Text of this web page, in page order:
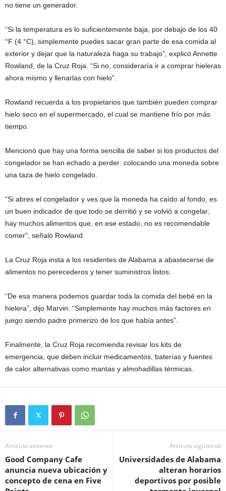
no tiene un generador.
“Si la temperatura es lo suficientemente baja, por debajo de los 40
°F (4 °C), simplemente puedes sacar gran parte de esa comida al
exterior y dejar que la naturaleza haga su trabajo”, explicó Annette
Rowland, de la Cruz Roja. “Si no, consideraría ir a comprar hieleras
ahora mismo y llenarlas con hielo”.
Rowland recuerda a los propietarios que también pueden comprar
hielo seco en el supermercado, el cual se mantiene frío por más
tiempo.
Mencionó que hay una forma sencilla de saber si los productos del
congelador se han echado a perder: colocando una moneda sobre
una taza de hielo congelado.
“Si abres el congelador y ves que la moneda ha caído al fondo, es
un buen indicador de que todo se derritió y se volvió a congelar;
hay muchos alimentos que, en ese estado, no es recomendable
comer”, señaló Rowland.
La Cruz Roja insta a los residentes de Alabama a abastecerse de
alimentos no perecederos y tener suministros listos.
“De esa manera podemos guardar toda la comida del bebé en la
hielera”, dijo Marvin. “Simplemente hay muchos más factores en
juego siendo padre primerizo de los que había antes”.
Finalmente, la Cruz Roja recomienda revisar los kits de
emergencia, que deben incluir medicamentos, baterías y fuentes
de calor alternativas como mantas y almohadillas térmicas.
Artículo anterior
Good Company Cafe
anuncia nueva ubicación y
concepto de cena en Five
Artículo siguiente
Universidades de Alabama
alteran horarios
deportivos por posible